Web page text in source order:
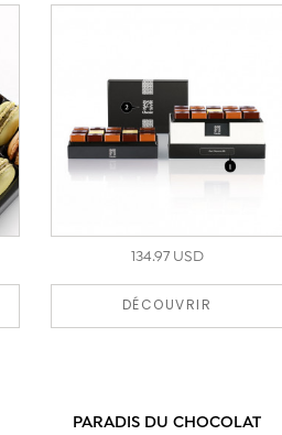
134.97 USD
DÉCOUVRIR
PARADIS DU CHOCOLAT